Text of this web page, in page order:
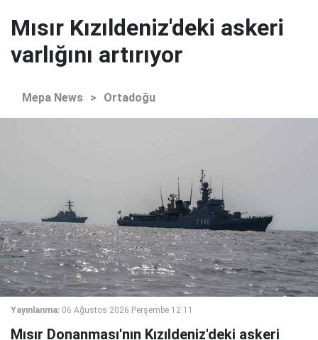
Mısır Kızıldeniz'deki askeri
varlığını artırıyor
Mepa News > Ortadoğu
Yayınlanma: 06 Ağustos 2026 Perşembe 12:11
Mısır Donanması'nın Kızıldeniz'deki askeri